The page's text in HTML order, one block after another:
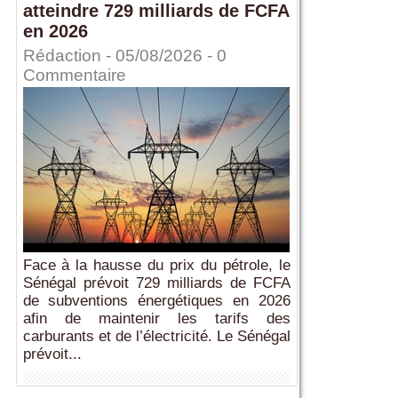
atteindre 729 milliards de FCFA
en 2026
Rédaction - 05/08/2026 - 0
Commentaire
Face à la hausse du prix du pétrole, le
Sénégal prévoit 729 milliards de FCFA
de subventions énergétiques en 2026
afin de maintenir les tarifs des
carburants et de l’électricité. Le Sénégal
prévoit...